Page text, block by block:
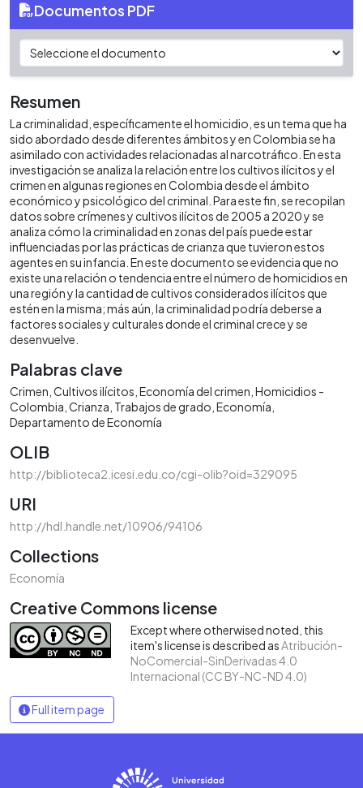
Documentos PDF
Resumen
La criminalidad, específicamente el homicidio, es un tema que ha
sido abordado desde diferentes ámbitos y en Colombia se ha
asimilado con actividades relacionadas al narcotráfico. En esta
investigación se analiza la relación entre los cultivos ilícitos y el
crimen en algunas regiones en Colombia desde el ámbito
económico y psicológico del criminal. Para este fin, se recopilan
datos sobre crímenes y cultivos ilícitos de 2005 a 2020 y se
analiza cómo la criminalidad en zonas del país puede estar
influenciadas por las prácticas de crianza que tuvieron estos
agentes en su infancia. En este documento se evidencia que no
existe una relación o tendencia entre el número de homicidios en
una región y la cantidad de cultivos considerados ilícitos que
estén en la misma; más aún, la criminalidad podría deberse a
factores sociales y culturales donde el criminal crece y se
desenvuelve.
Palabras clave
Crimen Cultivos ilícitos Economía del crimen Homicidios -
Colombia Crianza Trabajos de grado Economía
Departamento de Economía
OLIB
http://biblioteca2.icesi.edu.co/cgi-olib?oid=329095
URI
http://hdl.handle.net/10906/94106
Collections
Economía
Creative Commons license
Except where otherwised noted, this
item's license is described asAtribución-
NoComercial-SinDerivadas 4.0
Internacional (CC BY-NC-ND 4.0)
Full item page